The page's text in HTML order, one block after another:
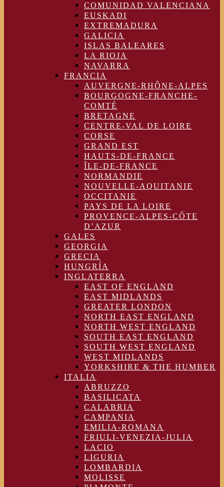
COMUNIDAD VALENCIANA
EUSKADI
EXTREMADURA
GALICIA
ISLAS BALEARES
LA RIOJA
NAVARRA
FRANCIA
AUVERGNE-RHÔNE-ALPES
BOURGOGNE-FRANCHE-
COMTÉ
BRETAGNE
CENTRE-VAL DE LOIRE
CORSE
GRAND EST
HAUTS-DE-FRANCE
ÎLE-DE-FRANCE
NORMANDIE
NOUVELLE-AQUITANIE
OCCITANIE
PAYS DE LA LOIRE
PROVENCE-ALPES-CÔTE
D’AZUR
GALES
GEORGIA
GRECIA
HUNGRÍA
INGLATERRA
EAST OF ENGLAND
EAST MIDLANDS
GREATER LONDON
NORTH EAST ENGLAND
NORTH WEST ENGLAND
SOUTH EAST ENGLAND
SOUTH WEST ENGLAND
WEST MIDLANDS
YORKSHIRE & THE HUMBER
ITALIA
ABRUZZO
BASILICATA
CALABRIA
CAMPANIA
EMILIA-ROMANA
FRIULI-VENEZIA-JULIA
LACIO
LIGURIA
LOMBARDIA
MOLISSE